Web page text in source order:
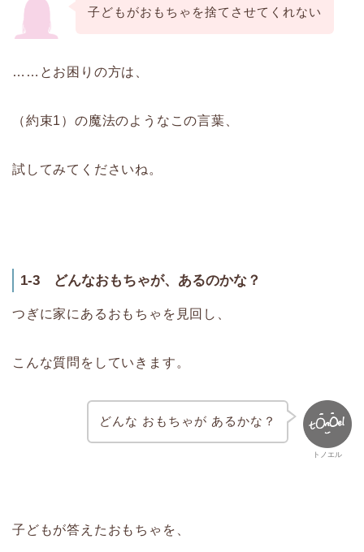
子どもがおもちゃを捨てさせてくれない
……とお困りの方は、
（約束1）の魔法のようなこの言葉、
試してみてくださいね。
1-3 どんなおもちゃが、あるのかな？
つぎに家にあるおもちゃを見回し、
こんな質問をしていきます。
トノエル
どんな おもちゃが あるかな？
子どもが答えたおもちゃを、